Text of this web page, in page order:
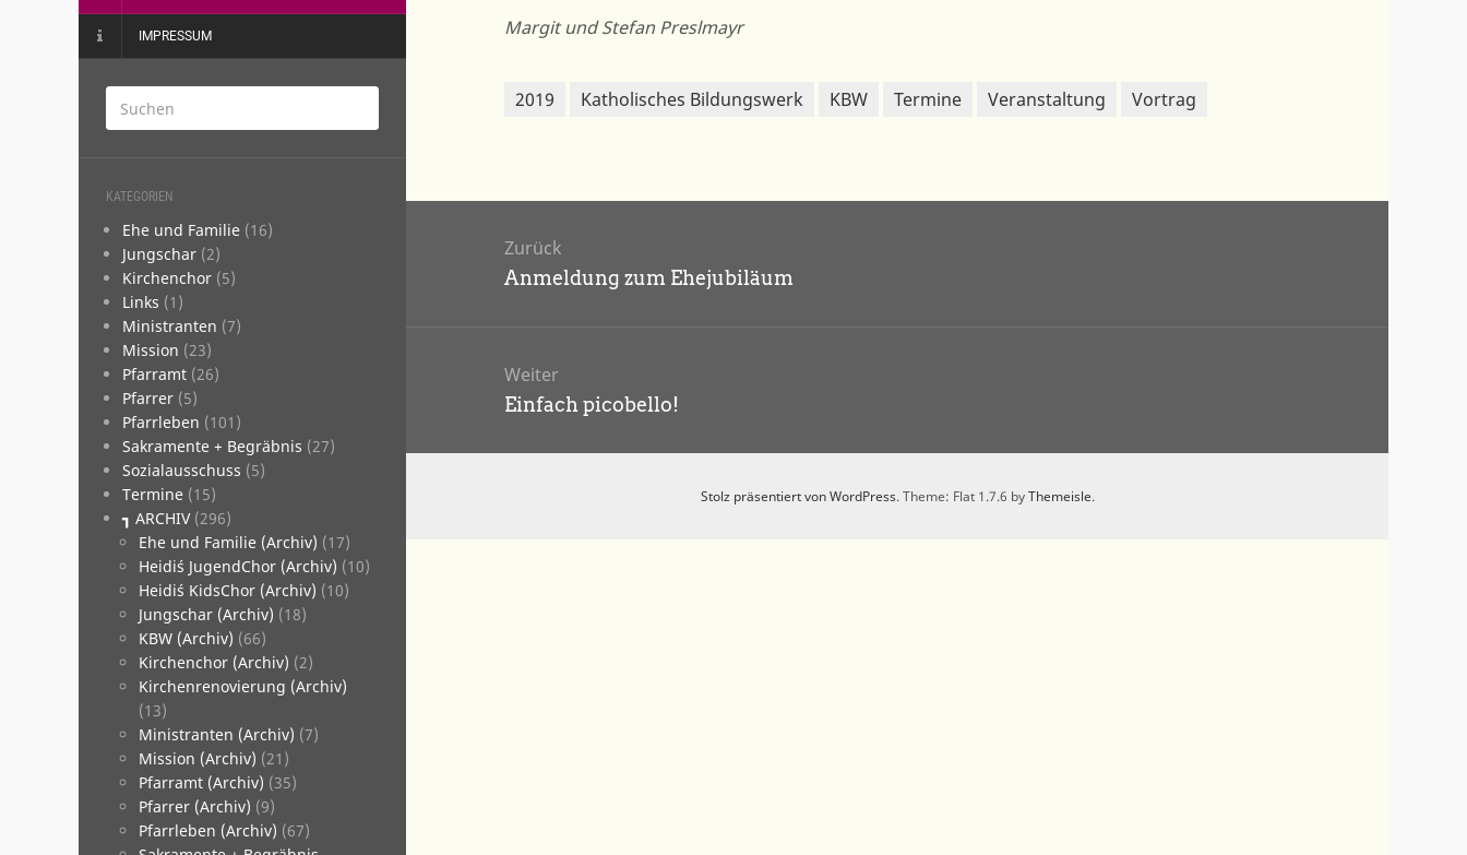
IMPRESSUM
KATEGORIEN
­­Ehe und Familie (16)
­Jungschar (2)
­Kirchenchor (5)
­Links (1)
­Ministranten (7)
­Mission (23)
­Pfarramt (26)
­Pfarrer (5)
­Pfarrleben (101)
­Sakramente + Begräbnis (27)
­Sozialausschuss (5)
­Termine (15)
┓ ARCHIV(296)
Ehe und Familie (Archiv) (17)
Heidi´s JugendChor (Archiv) (10)
Heidi´s KidsChor (Archiv) (10)
Jungschar (Archiv) (18)
KBW (Archiv) (66)
Kirchenchor (Archiv) (2)
Kirchenrenovierung (Archiv)
(13)
Ministranten (Archiv) (7)
Mission (Archiv) (21)
Pfarramt (Archiv) (35)
Pfarrer (Archiv) (9)
Pfarrleben (Archiv) (67)
Margit und Stefan Preslmayr
2019 Katholisches Bildungswerk KBW Termine Veranstaltung Vortrag
Zurück
Vorheriger
Anmeldung zum Ehejubiläum
Weiter
Nächster
Einfach picobello!
Stolz präsentiert von WordPress. Theme: Flat 1.7.6 byThemeisle.